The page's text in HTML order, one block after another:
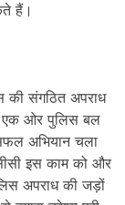
हैं।
की संगठित अपराध
एक ओर पुलिस बल
अभियान चला
इस काम को और
अपराध की जड़ों